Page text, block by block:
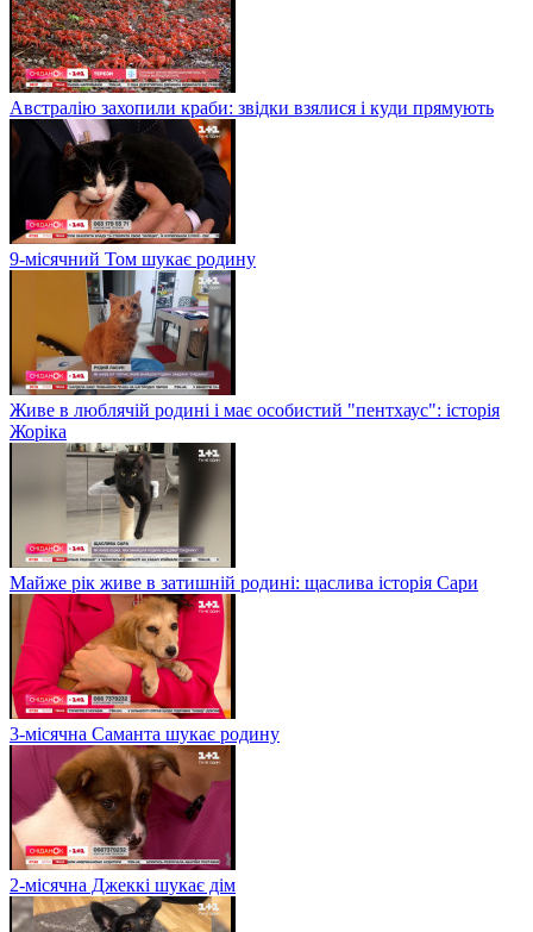
Австралію захопили краби: звідки взялися і куди прямують
9-місячний Том шукає родину
Живе в люблячій родині і має особистий "пентхаус": історія
Жоріка
Майже рік живе в затишній родині: щаслива історія Сари
3-місячна Саманта шукає родину
2-місячна Джеккі шукає дім